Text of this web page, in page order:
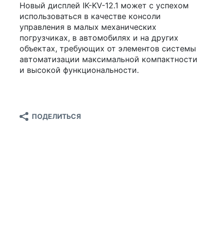
Новый дисплей IK-KV-12.1 может с успехом
использоваться в качестве консоли
управления в малых механических
погрузчиках, в автомобилях и на других
объектах, требующих от элементов системы
автоматизации максимальной компактности
и высокой функциональности.
ПОДЕЛИТЬСЯ